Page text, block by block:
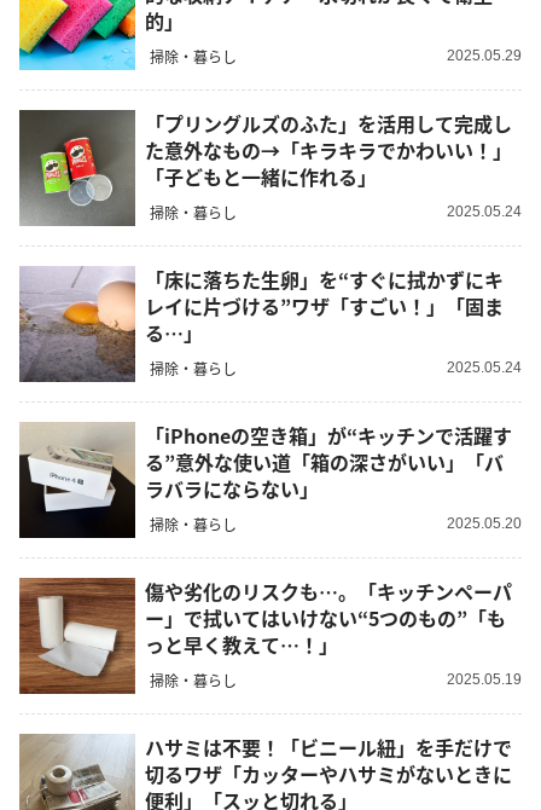
的」
掃除・暮らし 2025.05.29
「プリングルズのふた」を活用して完成し
た意外なもの→「キラキラでかわいい！」
「子どもと一緒に作れる」
掃除・暮らし 2025.05.24
「床に落ちた生卵」を“すぐに拭かずにキ
レイに片づける”ワザ「すごい！」「固ま
る…」
掃除・暮らし 2025.05.24
「iPhoneの空き箱」が“キッチンで活躍す
る”意外な使い道「箱の深さがいい」「バ
ラバラにならない」
掃除・暮らし 2025.05.20
傷や劣化のリスクも…。「キッチンペーパ
ー」で拭いてはいけない“5つのもの”「も
っと早く教えて…！」
掃除・暮らし 2025.05.19
ハサミは不要！「ビニール紐」を手だけで
切るワザ「カッターやハサミがないときに
便利」「スッと切れる」